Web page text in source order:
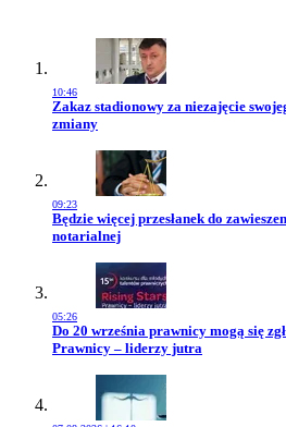
10:46
Przejdź do artykułu:
Zakaz stadionowy za niezajęcie
zmiany
09:23
Przejdź do artykułu:
Będzie więcej przesłanek do
notarialnej
05:26
Przejdź do artykułu:
Do 20 września prawnicy mogą się
Prawnicy – liderzy jutra